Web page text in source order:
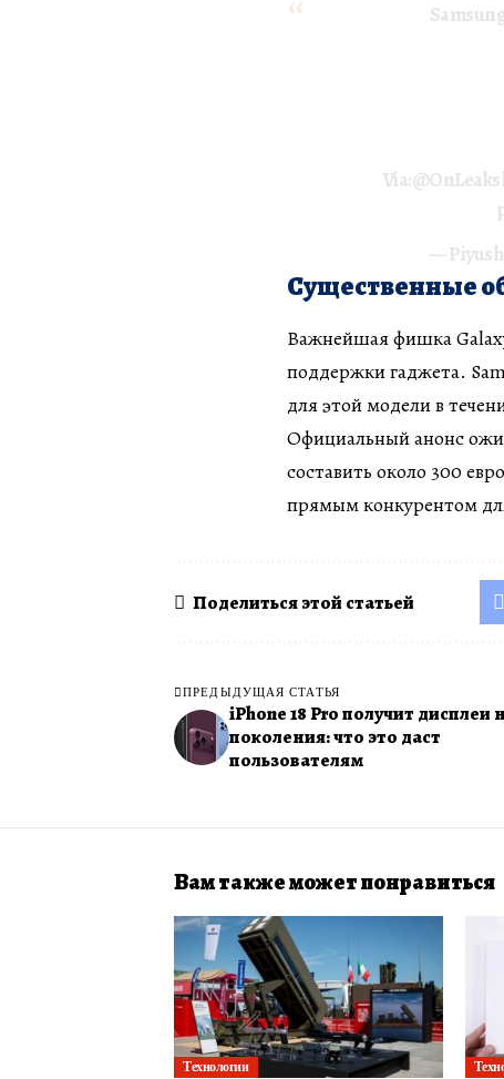
Via:@OnLeaks
—
Существенные
Важнейшая фишка
поддержки гаджета.
для этой модели в
Официальный анонс
составить около 300
прямым конкурентом
Поделиться этой статьей
ПРЕДЫДУЩАЯ СТАТЬЯ
iPhone 18 Pro получит дисплеи
поколения: что это даст
пользователям
Вам также может понравиться
Технологии